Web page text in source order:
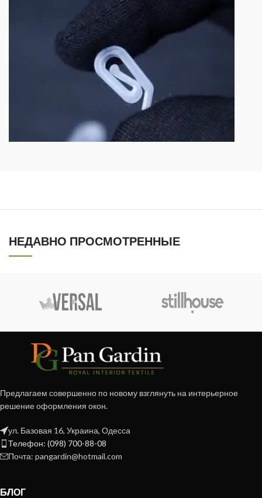
НЕДАВНО ПРОСМОТРЕННЫЕ
Предлагаем совершенно по новому взглянуть на интерьерное
решение оформления окон.
ул. Базовая 16, Украина, Одесса
Телефон: (098) 700-88-08
Почта: pangardin@hotmail.com
БЛОГ